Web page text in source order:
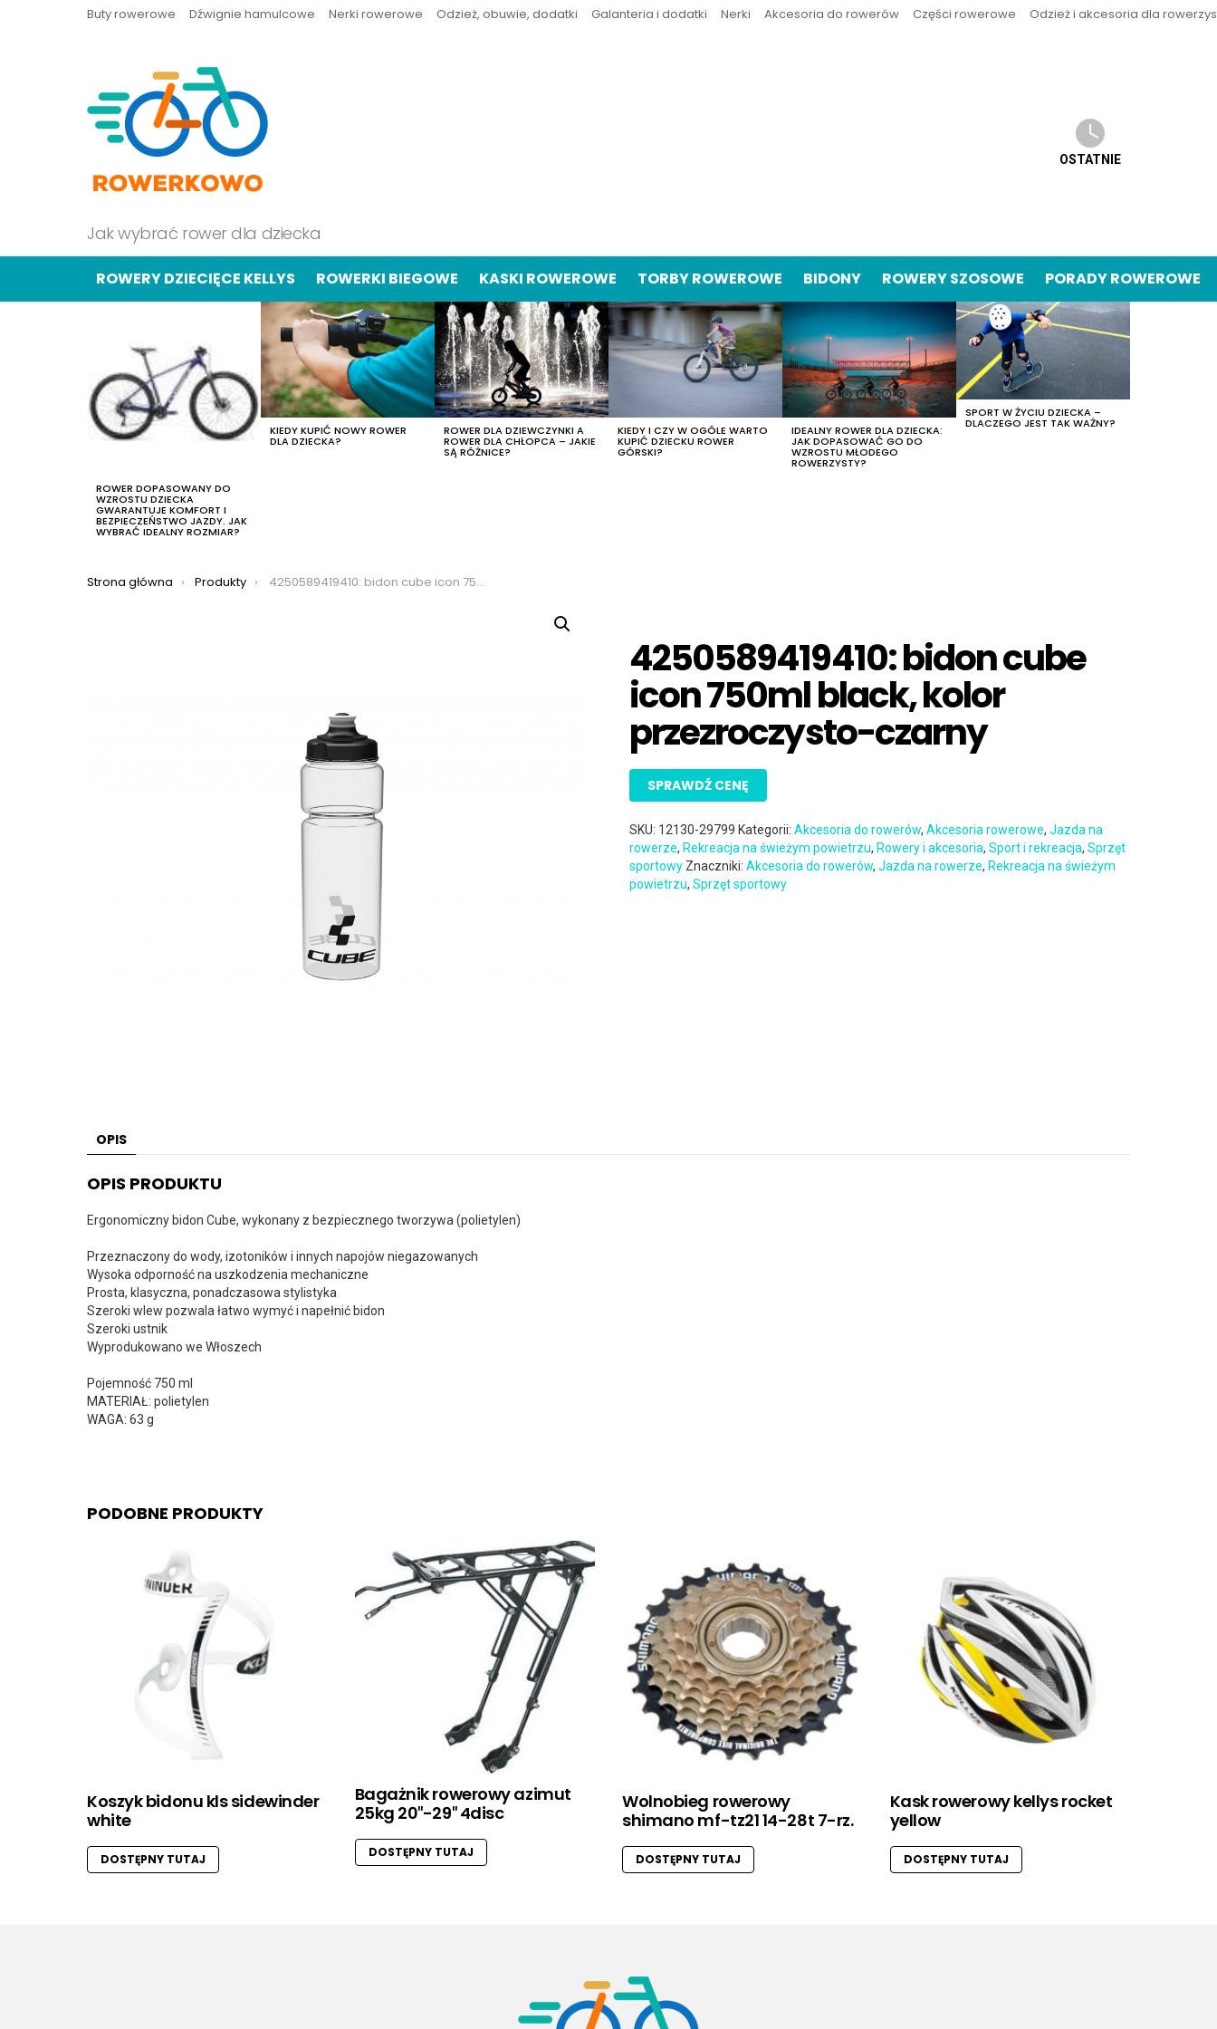
Buty rowerowe Dźwignie hamulcowe Nerki rowerowe Odzież, obuwie, dodatki Galanteria i dodatki Nerki Akcesoria do rowerów Części rowerowe Odzież i akcesoria dla
Jak wybrać rower dla dziecka
OSTATNIE
ROWERY DZIECIĘCE KELLYS ROWERKI BIEGOWE KASKI ROWEROWE TORBY ROWEROWE BIDONY ROWERY SZOSOWE PORADY ROWEROWE
ROWER DOPASOWANY DO
WZROSTU DZIECKA
GWARANTUJE KOMFORT I
BEZPIECZEŃSTWO JAZDY. JAK
WYBRAĆ IDEALNY ROZMIAR?
KIEDY KUPIĆ NOWY ROWER
DLA DZIECKA?
ROWER DLA DZIEWCZYNKI A
ROWER DLA CHŁOPCA – JAKIE
SĄ RÓŻNICE?
KIEDY I CZY W OGÓLE WARTO
KUPIĆ DZIECKU ROWER
GÓRSKI?
IDEALNY ROWER DLA DZIECKA:
JAK DOPASOWAĆ GO DO
WZROSTU MŁODEGO
ROWERZYSTY?
SPORT W ŻYCIU DZIECKA –
DLACZEGO JEST TAK WAŻNY?
Jesteś tutaj:
Strona główna Produkty 4250589419410: bidon cube icon 750ml black, kolor przezroczysto-czarny
4250589419410: bidon cube
icon 750ml black, kolor
przezroczysto-czarny
SPRAWDŹ CENĘ
SKU: 12130-29799 Kategorii:Akcesoria do rowerów,Akcesoria rowerowe,Jazda na
rowerze, Rekreacja na świeżym powietrzu, Rowery i akcesoria,Sport i rekreacja,Sprzęt
sportowy Znaczniki:Akcesoria do rowerów,Jazda na rowerze, Rekreacja na świeżym
powietrzu,Sprzęt sportowy
OPIS
OPIS PRODUKTU
Ergonomiczny bidon Cube, wykonany z bezpiecznego tworzywa (polietylen)
Przeznaczony do wody, izotoników i innych napojów niegazowanych
Wysoka odporność na uszkodzenia mechaniczne
Prosta, klasyczna, ponadczasowa stylistyka
Szeroki wlew pozwala łatwo wymyć i napełnić bidon
Szeroki ustnik
Wyprodukowano we Włoszech
Pojemność 750 ml
MATERIAŁ: polietylen
WAGA: 63 g
PODOBNE PRODUKTY
Koszyk bidonu kls sidewinder
white
DOSTĘPNY TUTAJ
Bagażnik rowerowy azimut
25kg 20″-29″ 4disc
DOSTĘPNY TUTAJ
Wolnobieg rowerowy
shimano mf-tz21 14-28t 7-rz.
DOSTĘPNY TUTAJ
Kask rowerowy kellys rocket
yellow
DOSTĘPNY TUTAJ